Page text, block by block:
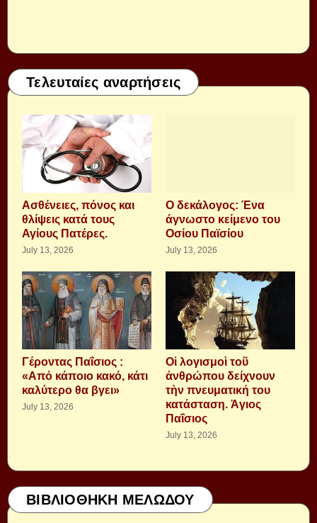
Τελευταίες αναρτήσεις
Aσθένειες, πόνος και
θλίψεις κατά τους
Αγίους Πατέρες.
July 13, 2026
Ο δεκάλογος: Ένα
άγνωστο κείμενο του
Οσίου Παϊσίου
July 13, 2026
Γέροντας Παΐσιος :
«Από κάποιο κακό, κάτι
καλύτερο θα βγει»
July 13, 2026
Οἱ λογισμοὶ τοῦ
ἀνθρώπου δείχνουν
τὴν πνευματική του
κατάσταση. Ἁγιος
Παΐσιος
July 13, 2026
ΒΙΒΛΙΟΘΗΚΗ ΜΕΛΩΔΟΥ